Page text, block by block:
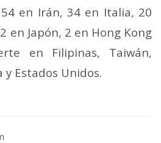
en Irán, 34 en Italia, 20
en Japón, 2 en Hong Kong
en Filipinas, Taiwán,
Estados Unidos.